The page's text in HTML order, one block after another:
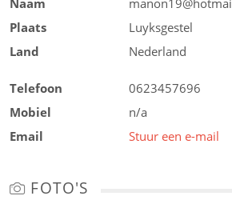
Naam
Plaats
Luyksgestel
Land
Nederland
Telefoon
0623457696
Mobiel
n/a
Email
Stuur een e-mail
FOTO'S